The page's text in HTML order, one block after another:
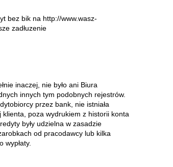
bez bik na http://www.wasz-
zadłuzenie
inaczej, nie było ani Biura
innych tym podobnych rejestrów.
przez bank, nie istniała
poza wydrukiem z historii konta
były udzielna w zasadzie
od pracodawcy lub kilka
wypłaty.